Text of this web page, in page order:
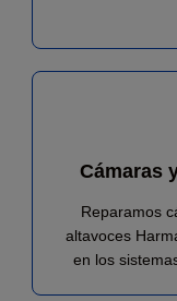
Cámaras
Reparamos
altavoces
en los